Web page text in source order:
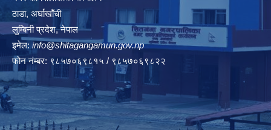
ठाडा, अर्घाखाँची
लुम्बिनी प्रदेश, नेपाल
इमेल: info@shitagangamun.gov.np
फोन नंम्बर: ९८५७०६९८१५ / ९८५७०६९८२२